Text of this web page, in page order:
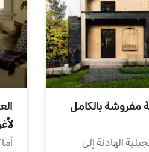
مفروشة بالكامل
الهادئة إلى